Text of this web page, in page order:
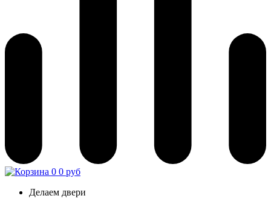
0 0 руб
Делаем двери